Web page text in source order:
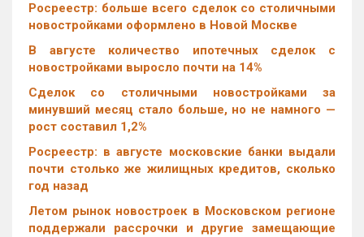
Росреестр: больше всего сделок со столичными
новостройками оформлено в Новой Москве
В августе количество ипотечных сделок с
новостройками выросло почти на 14%
Cделок со столичными новостройками за
минувший месяц стало больше, но не намного —
рост составил 1,2%
Росреестр: в августе московские банки выдали
почти столько же жилищных кредитов, сколько
год назад
Летом рынок новостроек в Московском регионе
поддержали рассрочки и другие замещающие